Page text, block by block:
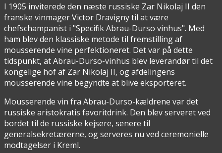
I 1905 inviterede den næste russiske Zar Nikolaj II den
franske vinmager Victor Dravigny til at være
chefschampanist i "Specifik Abrau-Durso vinhus". Med
ham blev den klassiske metode til fremstilling af
mousserende vine perfektioneret. Det var på dette
tidspunkt, at Abrau-Durso-vinhus blev leverandør til det
kongelige hof af Zar Nikolaj II, og afdelingens
mousserende vine begyndte at blive eksporteret.
Mousserende vin fra Abrau-Durso-kældrene var det
russiske aristokratis favoritdrink. Den blev serveret ved
bordet til de russiske kejsere, senere til
generalsekretærerne, og serveres nu ved ceremonielle
modtagelser i Kreml.